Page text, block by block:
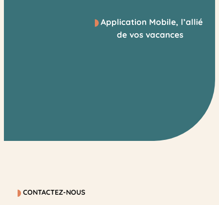
Application Mobile, l’allié
de vos vacances
CONTACTEZ-NOUS